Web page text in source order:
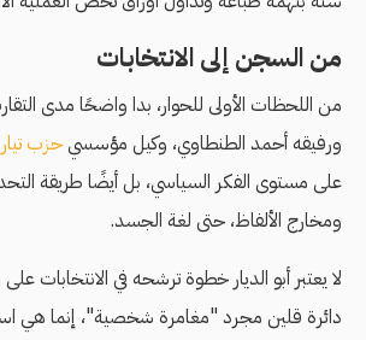
من السجن إلى الانتخابات
من اللحظات الأولى للحوار، بدا واضحًا مدى
ورفيقه أحمد الطنطاوي، وكيل مؤسسيحزب
على مستوى الفكر السياسي، بل أيضًا طريقة
ومخارج الألفاظ، حتى لغة الجسد.
لا يعتبر أبو الديار خطوة ترشحه في الانتخابات
دائرة قلين مجرد "مغامرة شخصية"، إنما هي